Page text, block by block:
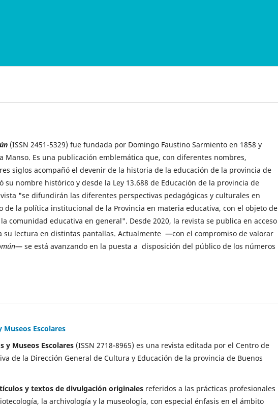
(ISSN 2451-5329) fue fundada por Domingo Faustino Sarmiento en 1858 y
Manso. Es una publicación emblemática que, con diferentes nombres,
siglos acompañó el devenir de la historia de la educación de la provincia de
su nombre histórico y desde la Ley 13.688 de Educación de la provincia de
"se difundirán las diferentes perspectivas pedagógicas y culturales en
de la política institucional de la Provincia en materia educativa, con el objeto de
comunidad educativa en general". Desde 2020, la revista se publica en acceso
su lectura en distintas pantallas. Actualmente —con el compromiso de valorar
— se está avanzando en la puesta a disposición del público de los números
Escolares
y Museos Escolares (ISSN 2718-8965) es una revista editada por el Centro de
de la Dirección General de Cultura y Educación de la provincia de Buenos
y textos de divulgación originales referidos a las prácticas profesionales
la archivología y la museología, con especial énfasis en el ámbito